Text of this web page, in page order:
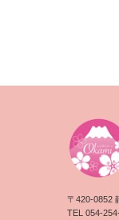
〒420-0852
TEL 054-